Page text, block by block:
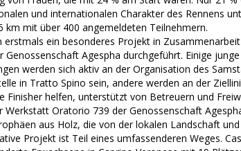
und internationalen Charakter des Rennens
km mit über 400 angemeldeten Teilnehmern.
erstmals ein besonderes Projekt in
Genossenschaft Agespha durchgeführt. Einige
werden sich aktiv an der Organisation des
in Tratto Spino sein, andere werden an der
Finisher helfen, unterstützt von Betreuern und
Werkstatt Oratorio 739 der Genossenschaft
aus Holz, die von der lokalen Landschaft
Projekt ist Teil eines umfassenderen Weges.